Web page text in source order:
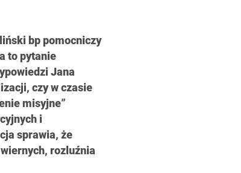
bp pomocniczy
to pytanie
Jana
czy w czasie
misyjne”
i
sprawia, że
rozluźnia